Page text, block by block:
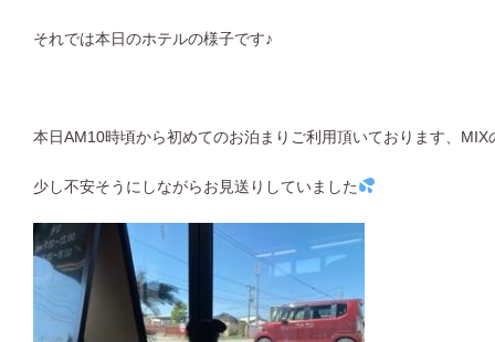
それでは本日のホテルの様子です♪
本日AM10時頃から初めてのお泊まりご利用頂いております、MIX
少し不安そうにしながらお見送りしていました